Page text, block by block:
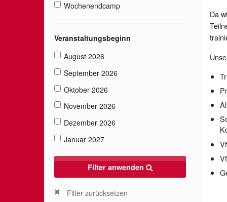
Wochenendcamp
Veranstaltungsbeginn
August 2026
September 2026
Oktober 2026
November 2026
Dezember 2026
Januar 2027
Filter anwenden
Filter zurücksetzen
Da